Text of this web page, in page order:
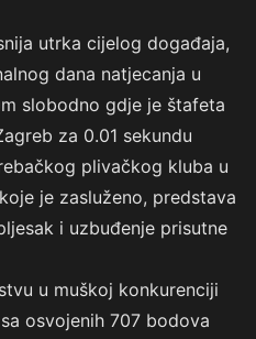
utrka cijelog događaja,
dana natjecanja u
slobodno gdje je štafeta
za 0.01 sekundu
plivačkog kluba u
je zasluženo, predstava
i uzbuđenje prisutne
u muškoj konkurenciji
osvojenih 707 bodova